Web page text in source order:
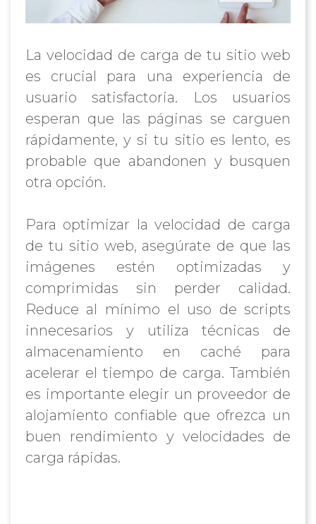
La velocidad de carga de tu sitio web
es crucial para una experiencia de
usuario satisfactoria. Los usuarios
esperan que las páginas se carguen
rápidamente, y si tu sitio es lento, es
probable que abandonen y busquen
otra opción.
Para optimizar la velocidad de carga
de tu sitio web, asegúrate de que las
imágenes estén optimizadas y
comprimidas sin perder calidad.
Reduce al mínimo el uso de scripts
innecesarios y utiliza técnicas de
almacenamiento en caché para
acelerar el tiempo de carga. También
es importante elegir un proveedor de
alojamiento confiable que ofrezca un
buen rendimiento y velocidades de
carga rápidas.